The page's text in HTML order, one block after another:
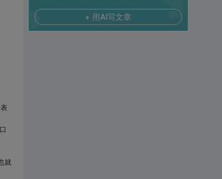
就
+ 用AI写文章